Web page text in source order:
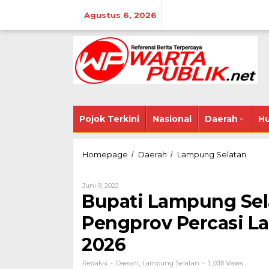
Agustus 6, 2026
Pojok Terkini Nasional Daerah
Homepage / Daerah / Lampung Selatan
Juni 9, 2022
Redaksi
Bupati Lampung
Pengprov Percasi
2026
Redaksi - Daerah Lampung Selatan - 1,038 Views